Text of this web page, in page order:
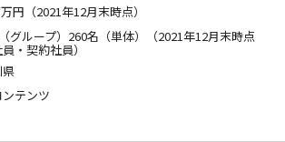
円（2021年12月末時点）
グループ）260名（単体）（2021年12月末時点
・契約社員）
テンツ